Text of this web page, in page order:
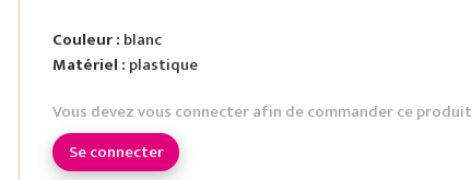
Couleur : blanc
Matériel : plastique
Vous devez vous connecter afin de commander ce produit
Se connecter